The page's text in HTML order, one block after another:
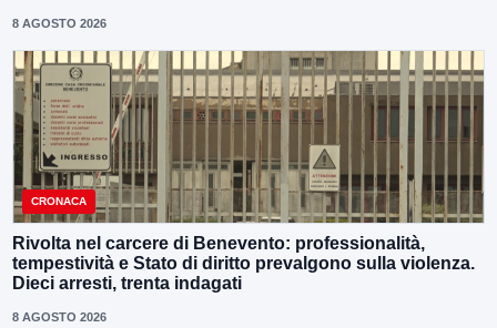
8 AGOSTO 2026
CRONACA
Rivolta nel carcere di Benevento: professionalità,
tempestività e Stato di diritto prevalgono sulla violenza.
Dieci arresti, trenta indagati
8 AGOSTO 2026